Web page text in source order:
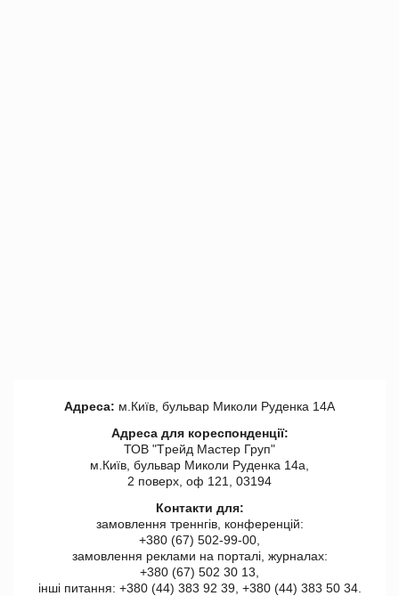
Адреса: м.Київ, бульвар Миколи Руденка 14А
Адреса для кореспонденції:
ТОВ "Tрейд Мастер Груп"
м.Київ, бульвар Миколи Руденка 14а,
2 поверх, оф 121, 03194
Контакти для:
замовлення треннгів, конференцій:
+380 (67) 502-99-00,
замовлення реклами на порталі, журналах:
+380 (67) 502 30 13,
інші питання: +380 (44) 383 92 39, +380 (44) 383 50 34.